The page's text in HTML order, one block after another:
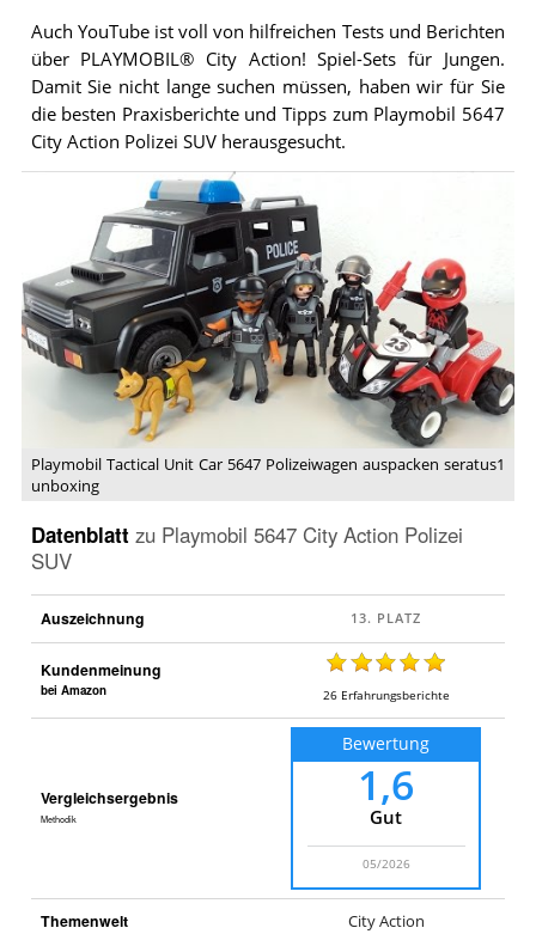
o
Auch YouTube ist voll von hilfreichen Tests und Berichten
über PLAYMOBIL® City Action! Spiel-Sets für Jungen.
Damit Sie nicht lange suchen müssen, haben wir für Sie
die besten Praxisberichte und Tipps zum Playmobil 5647
City Action Polizei SUV herausgesucht.
Playmobil
Unit
Car
5647
Polizeiwagen
auspacken
Playmobil Tactical Unit Car 5647 Polizeiwagen auspacken seratus1
unboxing
Datenblatt zu Playmobil 5647 City Action Polizei
SUV
Auszeichnung
Kundenmeinung
bei Amazon 26 Erfahrungsberichte
Vergleichsergebnis
Methodik
Bewertung
1,6
Gut
05/2026
Themenwelt City Action